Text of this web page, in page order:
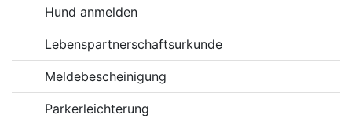
Hund anmelden
Lebenspartnerschaftsurkunde
Meldebescheinigung
Parkerleichterung